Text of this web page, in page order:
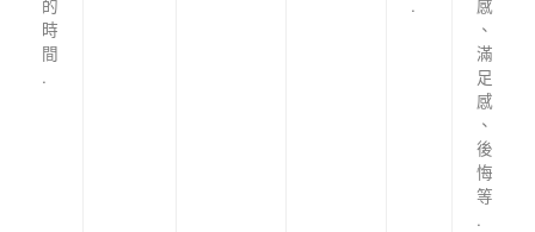
時
間
.
、
滿
足
感
、
後
悔
等
.